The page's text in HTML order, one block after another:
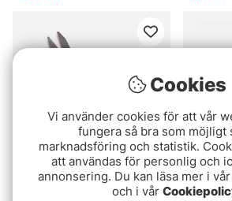
Rapala XD Super Line
Kinetic
Cookies
Vi använder cookies för att vår
fungera så bra som möjligt
marknadsföring och statistik.
att användas för personlig och
annonsering. Du kan läsa mer i vår
och i vår